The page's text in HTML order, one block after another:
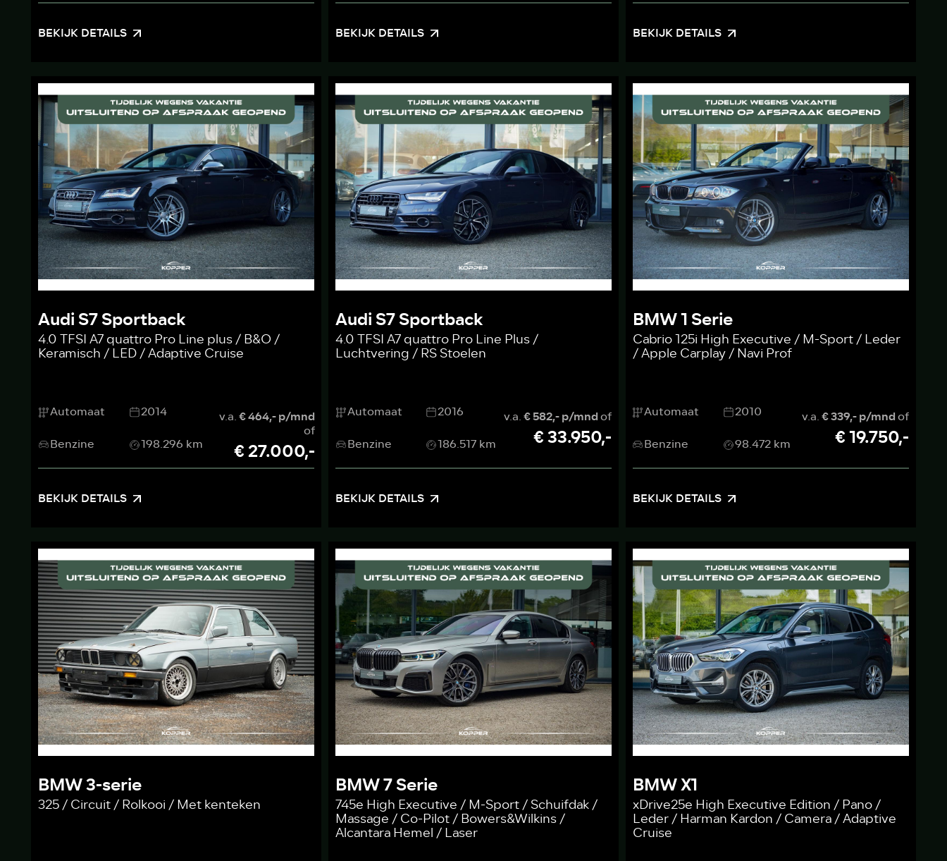
BEKIJK DETAILS BEKIJK DETAILS BEKIJK DETAILS
Audi S7 Sportback
4.0 TFSI A7 quattro Pro Line plus / B&O /
Keramisch / LED / Adaptive Cruise
Automaat
2014
Benzine
198.296 km
v.a.€ 464,- p/mnd
of
€ 27.000,-
BEKIJK DETAILS
Audi S7 Sportback
4.0 TFSI A7 quattro Pro Line Plus /
Luchtvering / RS Stoelen
Automaat
2016
Benzine
186.517 km
v.a.€ 582,- p/mndof
€ 33.950,-
BEKIJK DETAILS
BMW 1 Serie
Cabrio 125i High Executive / M-Sport / Leder
/ Apple Carplay / Navi Prof
Automaat
2010
Benzine
98.472 km
v.a.€ 339,- p/mndof
€ 19.750,-
BEKIJK DETAILS
BMW 3-serie
325 / Circuit / Rolkooi / Met kenteken
BMW 7 Serie
745e High Executive / M-Sport / Schuifdak /
Massage / Co-Pilot / Bowers&Wilkins /
Alcantara Hemel / Laser
BMW X1
xDrive25e High Executive Edition / Pano /
Leder / Harman Kardon / Camera / Adaptive
Cruise